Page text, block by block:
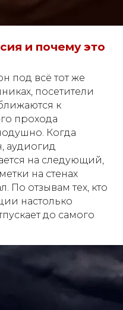
и почему это
под всё тот же
посетители
к
прохода
Когда
аудиогид
на следующий,
на стенах
По отзывам тех, кто
настолько
до самого